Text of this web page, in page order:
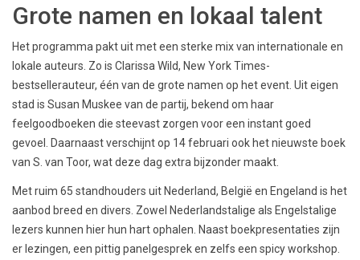
Grote namen en lokaal talent
Het programma pakt uit met een sterke mix van internationale en
lokale auteurs. Zo is Clarissa Wild, New York Times-
bestsellerauteur, één van de grote namen op het event. Uit eigen
stad is Susan Muskee van de partij, bekend om haar
feelgoodboeken die steevast zorgen voor een instant goed
gevoel. Daarnaast verschijnt op 14 februari ook het nieuwste boek
van S. van Toor, wat deze dag extra bijzonder maakt.
Met ruim 65 standhouders uit Nederland, België en Engeland is het
aanbod breed en divers. Zowel Nederlandstalige als Engelstalige
lezers kunnen hier hun hart ophalen. Naast boekpresentaties zijn
er lezingen, een pittig panelgesprek en zelfs een spicy workshop.